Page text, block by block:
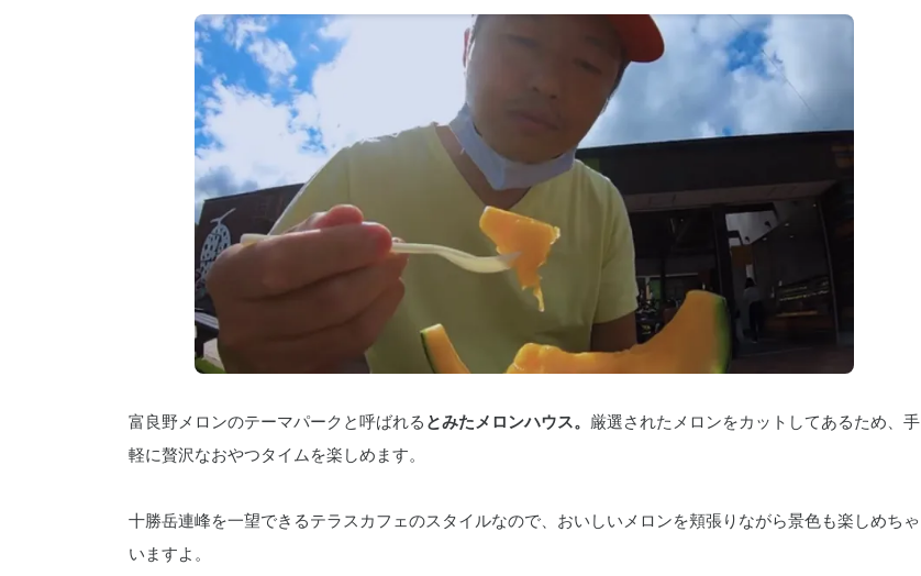
富良野メロンのテーマパークと呼ばれる とみたメロンハウス。 厳選されたメロンをカットしてあるため、手
軽に贅沢なおやつタイムを楽しめます。
十勝岳連峰を一望できるテラスカフェのスタイルなので、おいしいメロンを頬張りながら景色も楽しめちゃ
いますよ。